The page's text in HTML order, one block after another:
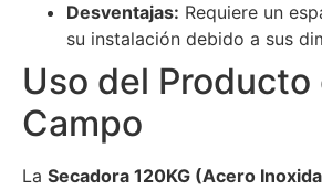
Desventajas: Requiere un
su instalación debido a sus
Uso del Producto
Campo
La Secadora 120KG (Acero